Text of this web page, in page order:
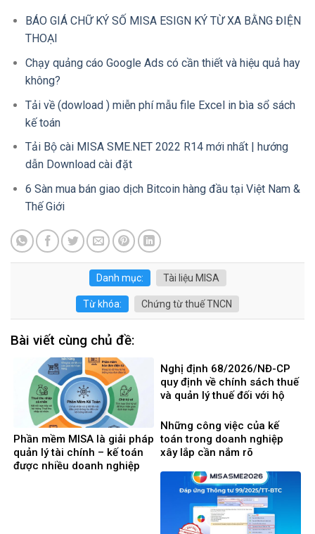
BÁO GIÁ CHỮ KÝ SỐ MISA ESIGN KÝ TỪ XA BẰNG ĐIỆN
THOẠI
Chạy quảng cáo Google Ads có cần thiết và hiệu quả hay
không?
Tải về (dowload ) miễn phí mẫu file Excel in bìa sổ sách
kế toán
Tải Bộ cài MISA SME.NET 2022 R14 mới nhất | hướng
dẫn Download cài đặt
6 Sàn mua bán giao dịch Bitcoin hàng đầu tại Việt Nam &
Thế Giới
Danh mục: Tài liệu MISA
Từ khóa: Chứng từ thuế TNCN
Bài viết cùng chủ đề:
Phần mềm MISA là giải pháp
quản lý tài chính – kế toán
được nhiều doanh nghiệp
Nghị định 68/2026/NĐ-CP
quy định về chính sách thuế
và quản lý thuế đối với hộ
doanh
Những công việc của kế
toán trong doanh nghiệp
xây lắp cần nắm rõ